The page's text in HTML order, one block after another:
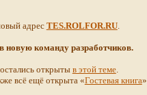
адресTES.ROLFOR.RU.
новую команду разработчиков.
открытыв этой теме.
всё ещё открыта «Гостевая книга»